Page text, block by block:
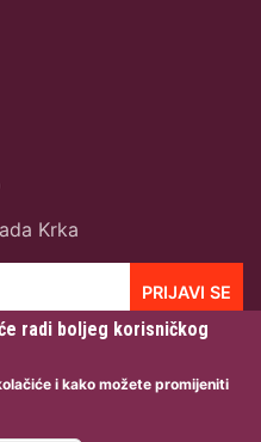
Krka
PRIJAVI SE
radi boljeg korisničkog
i kako možete promijeniti